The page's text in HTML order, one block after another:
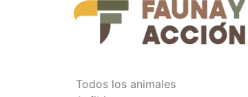
Todos los animales